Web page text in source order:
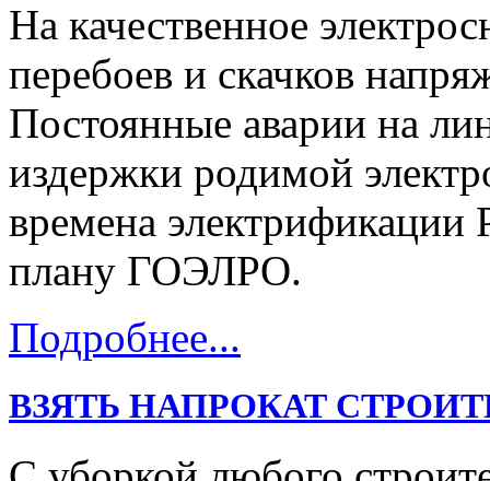
На качественное
перебоев и скачков
Постоянные аварии на
издержки родимой
времена электрификации
плану ГОЭЛРО.
Подробнее...
ВЗЯТЬ НАПРОКАТ